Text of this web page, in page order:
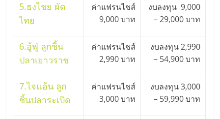
ลงทุน
และ
ขยาย
สา
5.ธงไชย ผัด
ไทย
ค่าแฟรนไชส์
9,000 บาท
งบลงทุน 9,000
– 29,000 บาท
6.อู้ฟู่ ลูกชิ้น
ปลาเยาวราช
ค่าแฟรนไชส์
2,990 บาท
งบลงทุน 2,990
– 54,900 บาท
7.ไจแอ้น ลูก
ชิ้นปลาระเบิด
ค่าแฟรนไชส์
3,000 บาท
งบลงทุน 3,000
– 59,990 บาท